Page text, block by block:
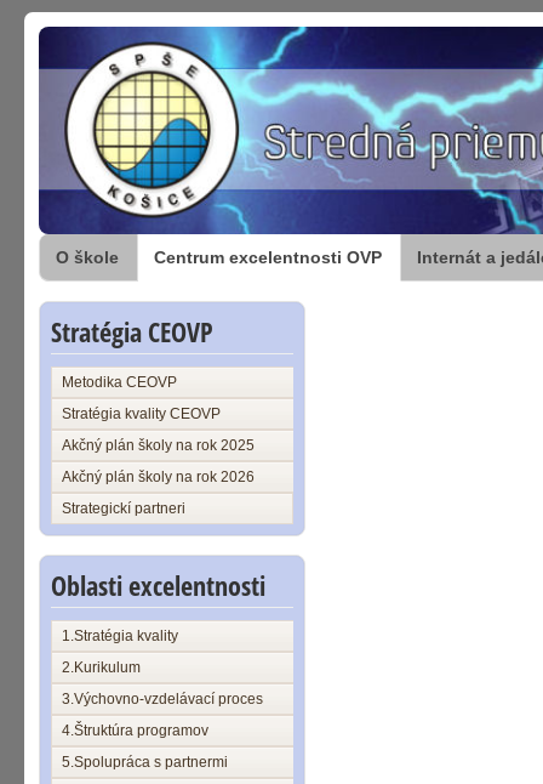
O škole Centrum excelentnosti OVP Internát a
Stratégia CEOVP
Metodika CEOVP
Stratégia kvality CEOVP
Akčný plán školy na rok 2025
Akčný plán školy na rok 2026
Strategickí partneri
Oblasti excelentnosti
1.Stratégia kvality
2.Kurikulum
3.Výchovno-vzdelávací proces
4.Štruktúra programov
5.Spolupráca s partnermi